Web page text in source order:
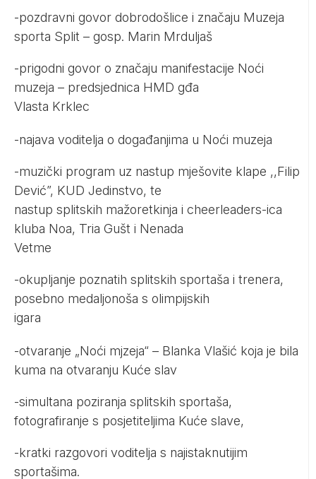
-pozdravni govor dobrodošlice i značaju Muzeja
sporta Split – gosp. Marin Mrduljaš
-prigodni govor o značaju manifestacije Noći
muzeja – predsjednica HMD gđa
Vlasta Krklec
-najava voditelja o događanjima u Noći muzeja
-muzički program uz nastup mješovite klape ,,Filip
Dević”, KUD Jedinstvo, te
nastup splitskih mažoretkinja i cheerleaders-ica
kluba Noa, Tria Gušt i Nenada
Vetme
-okupljanje poznatih splitskih sportaša i trenera,
posebno medaljonoša s olimpijskih
igara
-otvaranje „Noći mjzeja“ – Blanka Vlašić koja je bila
kuma na otvaranju Kuće slav
-simultana poziranja splitskih sportaša,
fotografiranje s posjetiteljima Kuće slave,
-kratki razgovori voditelja s najistaknutijim
sportašima.